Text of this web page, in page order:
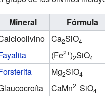
Mineral
Fórmula
Ca2SiO4
(Fe2+)2SiO4
Mg2SiO4
CaMn2+SiO4